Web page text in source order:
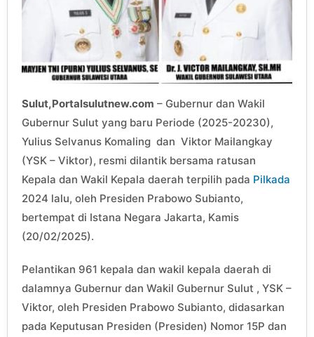
Sulut,Portalsulutnew.com – Gubernur dan Wakil
Gubernur Sulut yang baru Periode (2025-20230),
Yulius Selvanus Komaling dan Viktor Mailangkay
(YSK – Viktor), resmi dilantik bersama ratusan
Kepala dan Wakil Kepala daerah terpilih pada Pilkada
2024 lalu, oleh Presiden Prabowo Subianto,
bertempat di Istana Negara Jakarta, Kamis
(20/02/2025).
Pelantikan 961 kepala dan wakil kepala daerah di
dalamnya Gubernur dan Wakil Gubernur Sulut , YSK –
Viktor, oleh Presiden Prabowo Subianto, didasarkan
pada Keputusan Presiden (Presiden) Nomor 15P dan